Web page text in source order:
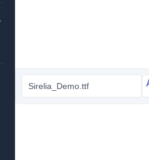
Sirelia_Demo.ttf